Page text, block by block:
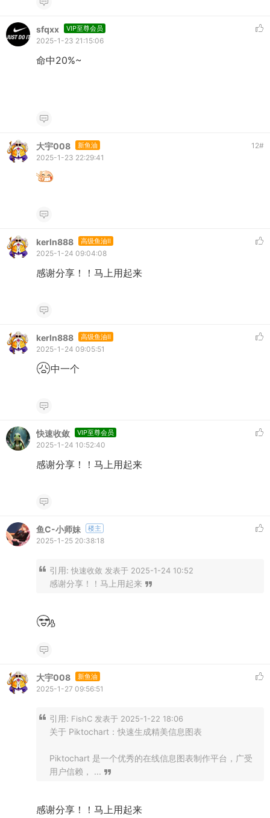
sfqxx VIP至尊会员
2025-1-23 21:15:06
命中20%~
大宇008 新鱼油 12#
2025-1-23 22:29:41
kerln888 高级鱼油II
2025-1-24 09:04:08
感谢分享！！马上用起来
kerln888 高级鱼油II
2025-1-24 09:05:51
中一个
快速收敛 VIP至尊会员
2025-1-24 10:52:40
感谢分享！！马上用起来
鱼C-小师妹 楼主
2025-1-25 20:38:18
引用: 快速收敛 发表于 2025-1-24 10:52
感谢分享！！马上用起来
大宇008 新鱼油
2025-1-27 09:56:51
引用: FishC 发表于 2025-1-22 18:06
关于 Piktochart：快速生成精美信息图表
Piktochart 是一个优秀的在线信息图表制作平台，广受
用户信赖， ...
感谢分享！！马上用起来